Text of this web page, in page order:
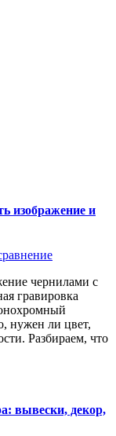
изображение и
чернилами с
гравировка
нужен ли цвет,
Разбираем, что
вывески, декор,